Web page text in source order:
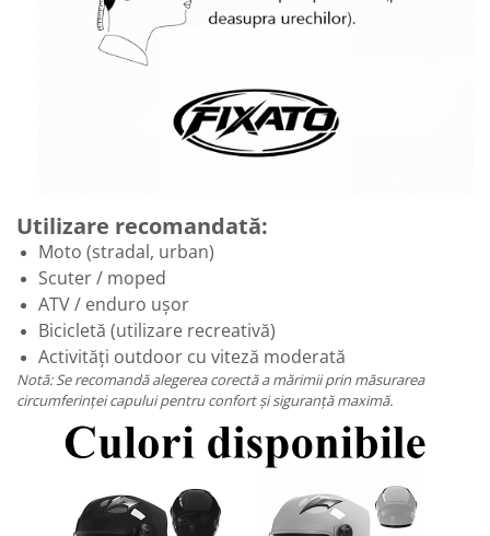
Utilizare recomandată:
Moto (stradal, urban)
Scuter / moped
ATV / enduro ușor
Bicicletă (utilizare recreativă)
Activități outdoor cu viteză moderată
Notă: Se recomandă alegerea corectă a mărimii prin măsurarea
circumferinței capului pentru confort și siguranță maximă.